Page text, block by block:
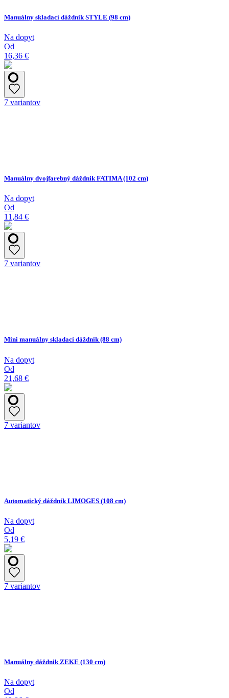
Manuálny skladací dáždnik STYLE (98 cm)
Na dopyt
Od
16,36 €
7 variantov
Manuálny dvojfarebný dáždnik FATIMA (102 cm)
Na dopyt
Od
11,84 €
7 variantov
Mini manuálny skladací dáždnik (88 cm)
Na dopyt
Od
21,68 €
7 variantov
Automatický dáždnik LIMOGES (108 cm)
Na dopyt
Od
5,19 €
7 variantov
Manuálny dáždnik ZEKE (130 cm)
Na dopyt
Od